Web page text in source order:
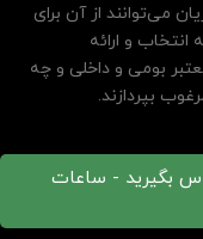
با 02177535498 تماس بگیرید - ساعات
می‌توانند از آن‌ برای
و ارائه
بومی و داخلی و چه
بپردازند.